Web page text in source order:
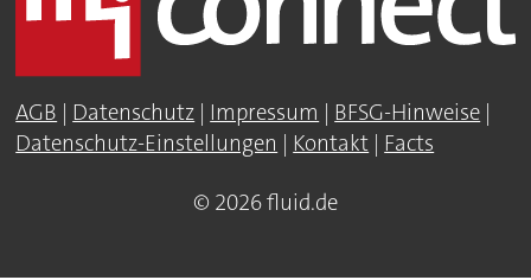
AGB | Datenschutz | Impressum | BFSG-Hinweise |
Datenschutz-Einstellungen | Kontakt | Facts
© 2026 fluid.de